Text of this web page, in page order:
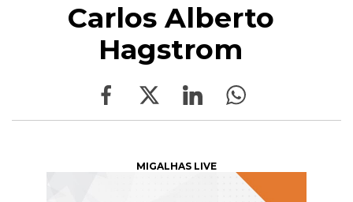
Carlos Alberto
Hagstrom
MIGALHAS LIVE